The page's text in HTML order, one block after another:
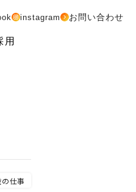
instagram お問い合わせ
用
仕事